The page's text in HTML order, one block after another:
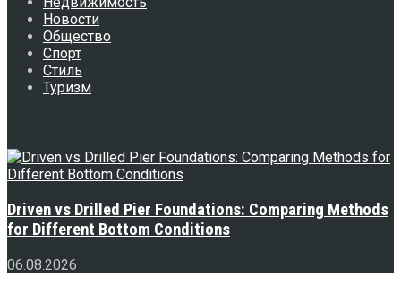
Новости
Общество
Спорт
Стиль
Туризм
Driven vs Drilled Pier Foundations: Comparing Methods
for Different Bottom Conditions
06.08.2026